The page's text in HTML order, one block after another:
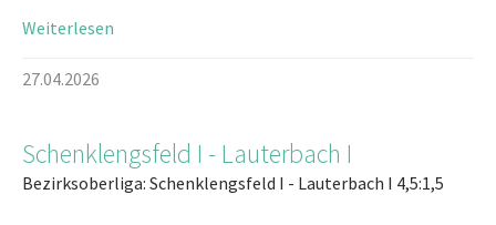
Weiterlesen
27.04.2026
Schenklengsfeld I - Lauterbach I
Bezirksoberliga: Schenklengsfeld I - Lauterbach I 4,5:1,5